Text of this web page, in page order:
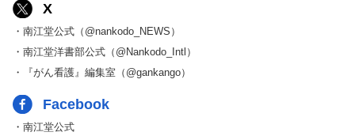
X
・南江堂公式（@nankodo_NEWS）
・南江堂洋書部公式（@Nankodo_Intl）
・『がん看護』編集室（@gankango）
Facebook
・南江堂公式